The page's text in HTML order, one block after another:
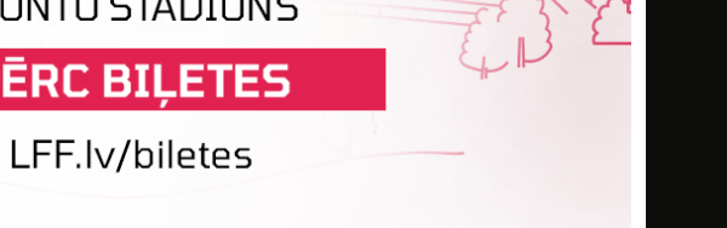
U-15 2021, 11. kārta
RĒZEKNE